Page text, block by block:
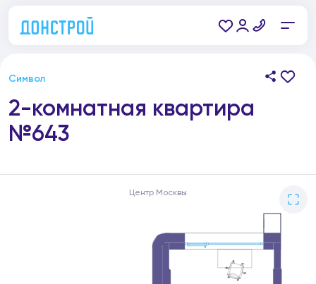
Символ
2-комнатная квартира
№643
Центр Москвы